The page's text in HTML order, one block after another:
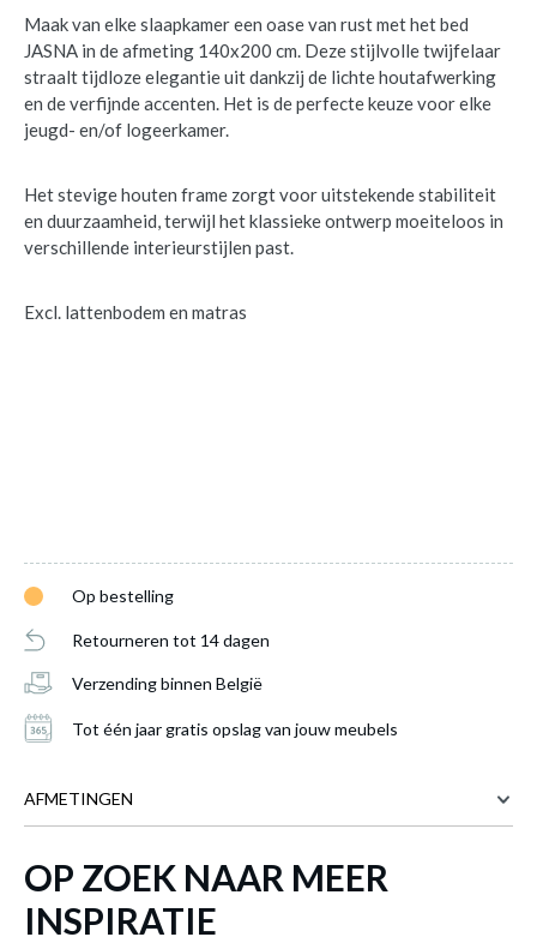
Maak van elke slaapkamer een oase van rust met het bed
JASNA in de afmeting 140x200 cm. Deze stijlvolle twijfelaar
straalt tijdloze elegantie uit dankzij de lichte houtafwerking
en de verfijnde accenten. Het is de perfecte keuze voor elke
jeugd- en/of logeerkamer.
Het stevige houten frame zorgt voor uitstekende stabiliteit
en duurzaamheid, terwijl het klassieke ontwerp moeiteloos in
verschillende interieurstijlen past.
Excl. lattenbodem en matras
Op bestelling
Retourneren tot 14 dagen
Verzending binnen België
Tot één jaar gratis opslag van jouw meubels
AFMETINGEN
BREEDTE 158 cm
HOOGTE
OP ZOEK NAAR MEER
INSPIRATIE